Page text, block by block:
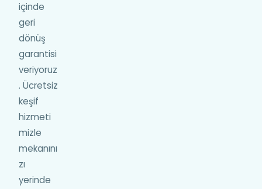
içinde
geri
dönüş
garantisi
veriyoruz
. Ücretsiz
keşif
hizmeti
mizle
mekanını
zı
yerinde